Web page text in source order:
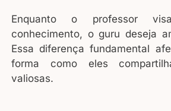
Enquanto o professor
conhecimento, o guru deseja
Essa diferença fundamental
forma como eles
valiosas.